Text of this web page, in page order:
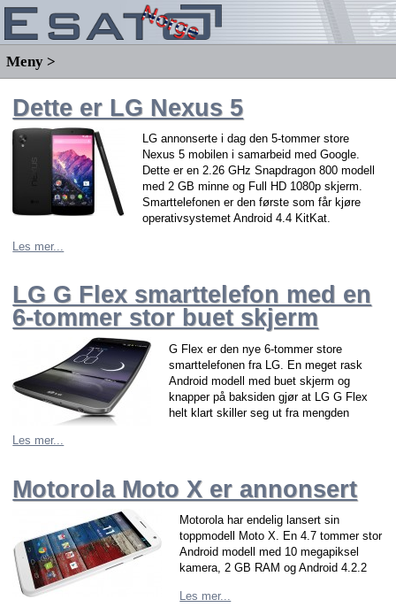
Meny >
Dette er LG Nexus 5
LG annonserte i dag den 5-tommer store
Nexus 5 mobilen i samarbeid med Google.
Dette er en 2.26 GHz Snapdragon 800 modell
med 2 GB minne og Full HD 1080p skjerm.
Smarttelefonen er den første som får kjøre
operativsystemet Android 4.4 KitKat.
Les mer...
LG G Flex smarttelefon med en
6-tommer stor buet skjerm
G Flex er den nye 6-tommer store
smarttelefonen fra LG. En meget rask
Android modell med buet skjerm og
knapper på baksiden gjør at LG G Flex
helt klart skiller seg ut fra mengden
Les mer...
Motorola Moto X er annonsert
Motorola har endelig lansert sin
toppmodell Moto X. En 4.7 tommer stor
Android modell med 10 megapiksel
kamera, 2 GB RAM og Android 4.2.2
Les mer...